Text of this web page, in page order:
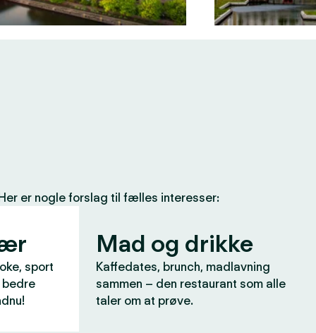
er nogle forslag til fælles interesser:
sport
bedre
Mad og drikke
Kaffedates, brunch, madlavning
sammen – den restaurant som alle
taler om at prøve.